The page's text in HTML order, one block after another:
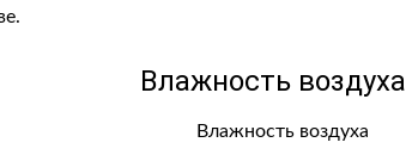
Влажность воздуха